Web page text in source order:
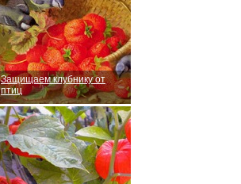
Защищаем клубнику от
птиц